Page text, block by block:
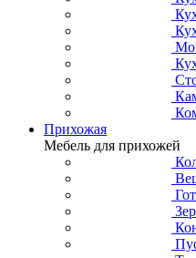
Прихожая
Мебель для прихожей